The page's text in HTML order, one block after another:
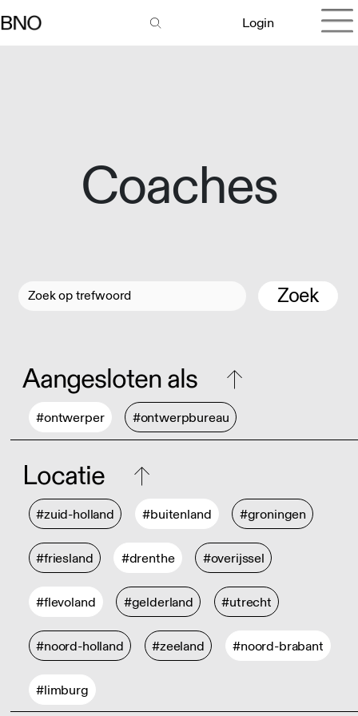
Login
Coaches
Zoek
Aangesloten als
#ontwerper #ontwerpbureau
Locatie
#zuid-holland #buitenland #groningen
#friesland #drenthe #overijssel
#flevoland #gelderland #utrecht
#noord-holland #zeeland #noord-brabant
#limburg